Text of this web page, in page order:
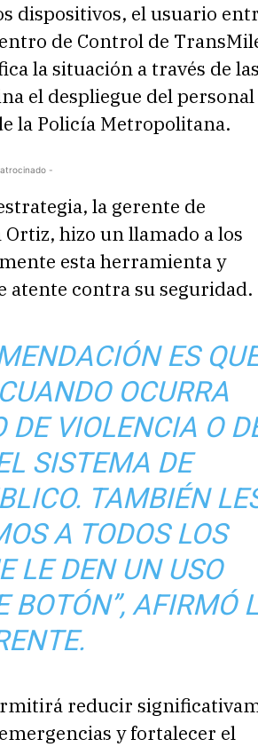
dispositivos, el usuario
de Control de
la situación a través de las
el despliegue del personal
la Policía Metropolitana.
-
la gerente de
hizo un llamado a los
esta herramienta y
atente contra su seguridad.
ES
OCURRA
DE VIOLENCIA O
SISTEMA DE
TAMBIÉN
A TODOS LOS
LE DEN UN USO
BOTÓN”, AFIRMÓ
reducir
y fortalecer el